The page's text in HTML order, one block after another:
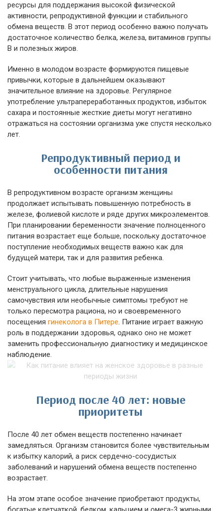
ресурсы для поддержания высокой физической
активности, репродуктивной функции и стабильного
обмена веществ. В этот период особенно важно получать
достаточное количество белка, железа, витаминов группы
B и полезных жиров.
Именно в молодом возрасте формируются пищевые
привычки, которые в дальнейшем оказывают
значительное влияние на здоровье. Регулярное
употребление ультрапереработанных продуктов, избыток
сахара и постоянные жесткие диеты могут негативно
отражаться на состоянии организма уже спустя несколько
лет.
Репродуктивный период и
особенности питания
В репродуктивном возрасте организм женщины
продолжает испытывать повышенную потребность в
железе, фолиевой кислоте и ряде других микроэлементов.
При планировании беременности значение полноценного
питания возрастает еще больше, поскольку достаточное
поступление необходимых веществ важно как для
будущей матери, так и для развития ребенка.
Стоит учитывать, что любые выраженные изменения
менструального цикла, длительные нарушения
самочувствия или необычные симптомы требуют не
только пересмотра рациона, но и своевременного
посещения гинеколога в Питере. Питание играет важную
роль в поддержании здоровья, однако оно не может
заменить профессиональную диагностику и медицинское
наблюдение.
Период после 40 лет: новые
приоритеты
После 40 лет обмен веществ постепенно начинает
замедляться. Организм становится более чувствительным
к избытку калорий, а риск сердечно-сосудистых
заболеваний и нарушений обмена веществ постепенно
возрастает.
На этом этапе особое значение приобретают продукты,